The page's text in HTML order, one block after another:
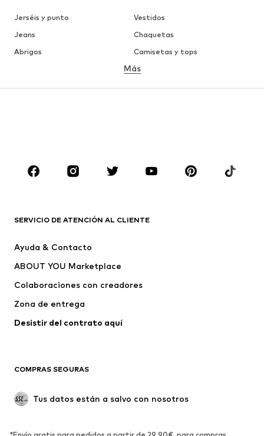
Jerséis y punto
Vestidos
Jeans
Chaquetas
Abrigos
Camisetas y tops
Ropa interior
Faldas
Blusas y camisas
Zapatos
Deporte
Vestidos
Camisetas y tops
Chaquetas
Jerséis y punto
Ropa interior
Abrigos
Tallas grandes
Reciclado
ZAPATOS
Más
SERVICIO DE ATENCIÓN AL CLIENTE
Ayuda & Contacto
ABOUT YOU Marketplace
Colaboraciones con creadores
Zona de entrega
Desistir del contrato aquí
COMPRAS SEGURAS
Tus datos están a salvo con nosotros